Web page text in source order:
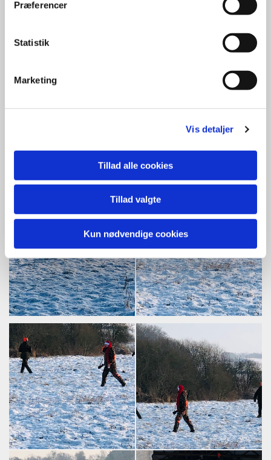
Præferencer
Statistik
Marketing
Vis detaljer
Tillad alle cookies
Tillad valgte
Kun nødvendige cookies